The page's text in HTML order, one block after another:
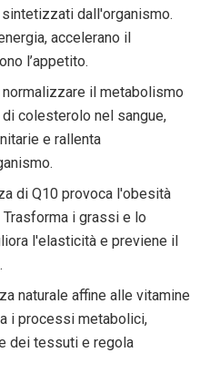
dall'organismo.
accelerano il
l’appetito.
il metabolismo
colesterolo nel sangue,
e rallenta
di Q10 provoca l'obesità
i grassi e lo
l'elasticità e previene il
naturale affine alle vitamine
i processi metabolici,
dei tessuti e regola